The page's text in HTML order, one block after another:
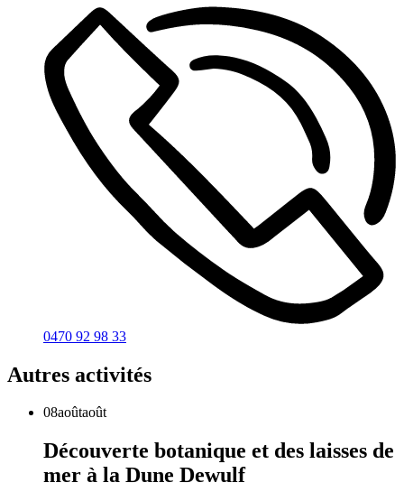
0470 92 98 33
Autres activités
08aoûtaoût
Découverte botanique et des laisses de
mer à la Dune Dewulf